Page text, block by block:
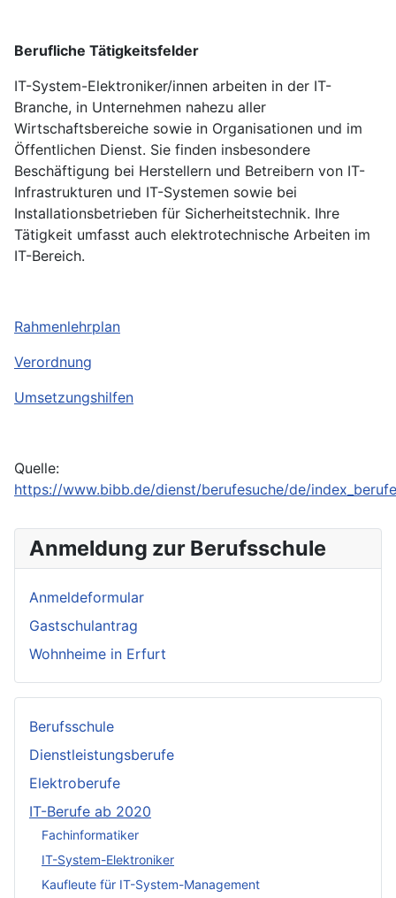
Berufliche Tätigkeitsfelder
IT-System-Elektroniker/innen arbeiten in der IT-
Branche, in Unternehmen nahezu aller
Wirtschaftsbereiche sowie in Organisationen und im
Öffentlichen Dienst. Sie finden insbesondere
Beschäftigung bei Herstellern und Betreibern von IT-
Infrastrukturen und IT-Systemen sowie bei
Installationsbetrieben für Sicherheitstechnik. Ihre
Tätigkeit umfasst auch elektrotechnische Arbeiten im
IT-Bereich.
Rahmenlehrplan
Verordnung
Umsetzungshilfen
Quelle:
https://www.bibb.de/dienst/berufesuche/de/
Anmeldung zur Berufsschule
Anmeldeformular
Gastschulantrag
Wohnheime in Erfurt
Berufsschule
Dienstleistungsberufe
Elektroberufe
IT-Berufe ab 2020
Fachinformatiker
IT-System-Elektroniker
Kaufleute für IT-System-Management